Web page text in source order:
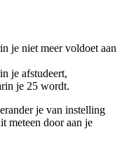
je niet meer voldoet aan
je afstudeert,
je 25 wordt.
je van instelling
meteen door aan je